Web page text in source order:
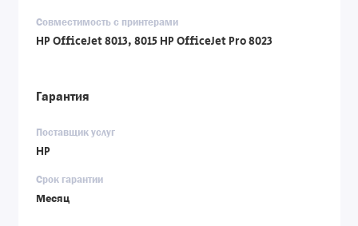
Совместимость с принтерами
HP OfficeJet 8013, 8015 HP OfficeJet Pro 8023
Гарантия
Поставщик услуг
HP
Срок гарантии
Месяц